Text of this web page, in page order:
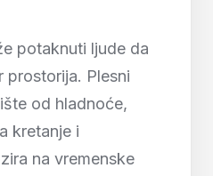
potaknuti ljude da
prostorija. Plesni
od hladnoće,
kretanje i
na vremenske